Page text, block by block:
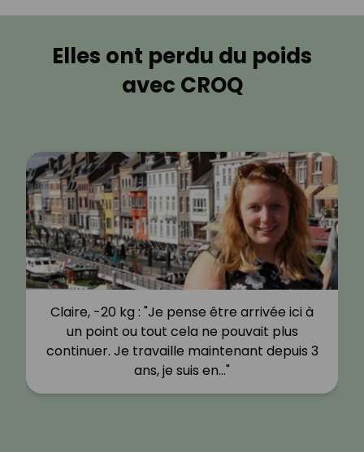
Elles ont perdu du poids
avec CROQ
Claire, -20 kg : "Je pense être arrivée ici à
un point ou tout cela ne pouvait plus
continuer. Je travaille maintenant depuis 3
ans, je suis en…"